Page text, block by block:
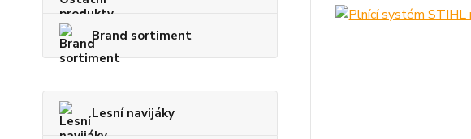
Brand sortiment
Lesní navijáky